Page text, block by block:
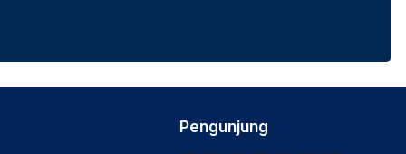
Pengunjung